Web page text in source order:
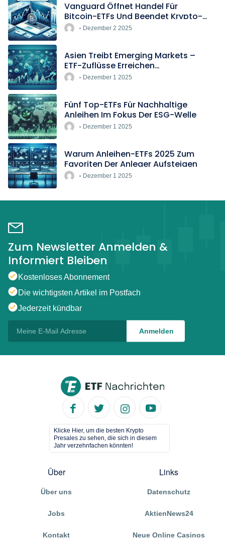
Vanguard Öffnet Handel Für
Bitcoin-ETFs Und Beendet Krypto-
BlockadeDezember 2 2025
Asien Treibt Emerging Markets –
ETF-Zuflüsse Erreichen
Rekordtempo
Dezember 1 2025
Fünf Top-ETFs Für Nachhaltige
Anleihen Im Fokus Der ESG-Welle
Dezember 1 2025
Warum Anleihen-ETFs 2025 Zum
Favoriten Der Anleger Aufsteigen
Dezember 1 2025
Zum Newsletter Anmelden &
Informiert Bleiben
Kostenloses Abonnement
Die wichtigsten Artikel im Postfach
Jederzeit kündbar
Klicke Hier, um die besten Krypto
Presales zu sehen, die sich in diesem
Jahr verzehnfachen könnten!
Über
Über uns
Jobs
Kontakt
Links
Datenschutz
AktienNews24
Neue Online Casinos